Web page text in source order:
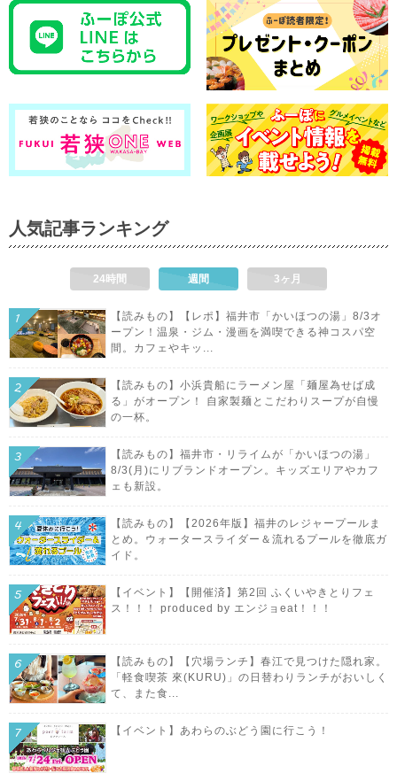
人気記事ランキング
24時間 週間 3ヶ月
【読みもの】【レポ】福井市「かいほつの湯」8/3オ
ープン！温泉・ジム・漫画を満喫できる神コスパ空
間。カフェやキッ...
【読みもの】小浜貴船にラーメン屋「麺屋為せば成
る」がオープン！ 自家製麺とこだわりスープが自慢
の一杯。
【読みもの】福井市・リライムが「かいほつの湯」
8/3(月)にリブランドオープン。キッズエリアやカフ
ェも新設。
【読みもの】【2026年版】福井のレジャープールま
とめ。ウォータースライダー＆流れるプールを徹底ガ
イド。
【イベント】【開催済】第2回 ふくいやきとりフェ
ス！！！ produced by エンジョeat！！！
【読みもの】【穴場ランチ】春江で見つけた隠れ家。
「軽食喫茶 來(KURU)」の日替わりランチがおいしく
て、また食...
【イベント】あわらのぶどう園に行こう！